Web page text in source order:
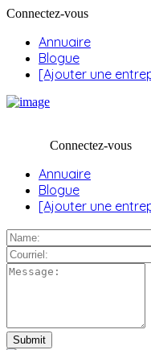
Connectez-vous
Annuaire
Blogue
[Ajouter une
Connectez-vous
Annuaire
Blogue
[Ajouter une